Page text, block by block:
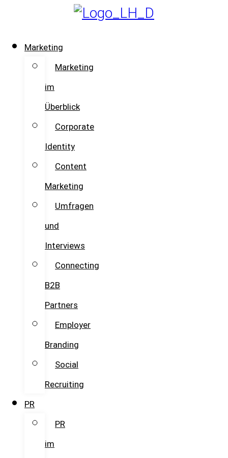
content
Marketing
Marketing
im
Überblick
Corporate
Identity
Content
Marketing
Umfragen
und
Interviews
Connecting
B2B
Partners
Employer
Branding
Social
Recruiting
PR
PR
im